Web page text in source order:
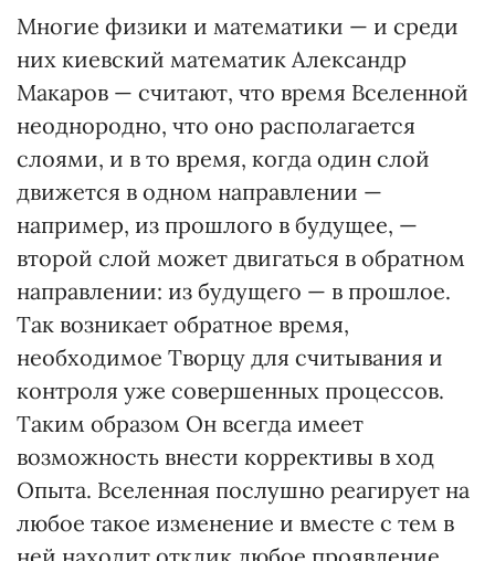
Многие физики и математики — и среди
них киевский математик Александр
Макаров — считают, что время Вселенной
неоднородно, что оно располагается
слоями, и в то время, когда один слой
движется в одном направлении —
например, из прошлого в будущее, —
второй слой может двигаться в обратном
направлении: из будущего — в прошлое.
Так возникает обратное время,
необходимое Творцу для считывания и
контроля уже совершенных процессов.
Таким образом Он всегда имеет
возможность внести коррективы в ход
Опыта. Вселенная послушно реагирует на
любое такое изменение и вместе с тем в